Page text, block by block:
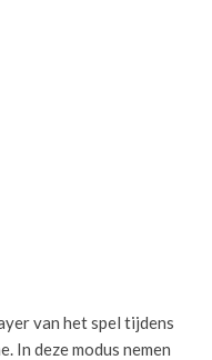
van het spel tijdens
In deze modus nemen